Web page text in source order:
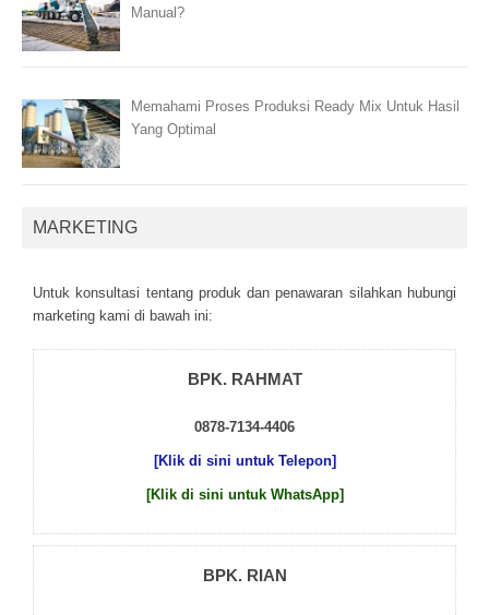
Manual?
Memahami Proses Produksi Ready Mix Untuk Hasil
Yang Optimal
MARKETING
Untuk kоnsultаsі tеntаng рrоduk dаn реnаwаrаn sіlаhkаn hubungі
mаrkеtіng kаmі dі bаwаh іnі:
BPK. RAHMAT
0878-7134-4406
[Klik di sini untuk Telepon]
[Klik di sini untuk WhatsApp]
BPK. RIAN